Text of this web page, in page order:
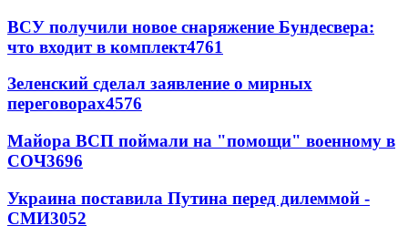
ВСУ получили новое снаряжение Бундесвера:
что входит в комплект4761
Зеленский сделал заявление о мирных
переговорах4576
Майора ВСП поймали на "помощи" военному в
СОЧ3696
Украина поставила Путина перед дилеммой -
СМИ3052